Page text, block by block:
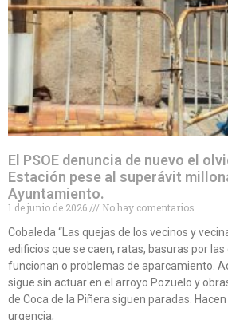
El PSOE denuncia de nuevo el
Estación pese al superávit
Ayuntamiento.
1 de junio de 2026
No hay comentarios
Cobaleda “Las quejas de los vecinos y
edificios que se caen, ratas, basuras por
funcionan o problemas de aparcamiento.
sigue sin actuar en el arroyo Pozuelo y
de Coca de la Piñera siguen paradas.
urgencia,